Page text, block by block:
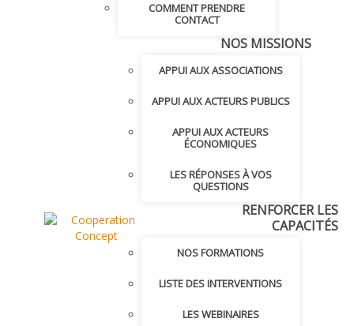
COMMENT PRENDRE
CONTACT
NOS MISSIONS
APPUI AUX ASSOCIATIONS
APPUI AUX ACTEURS PUBLICS
APPUI AUX ACTEURS
ÉCONOMIQUES
LES RÉPONSES À VOS
QUESTIONS
RENFORCER LES
CAPACITÉS
NOS FORMATIONS
LISTE DES INTERVENTIONS
LES WEBINAIRES